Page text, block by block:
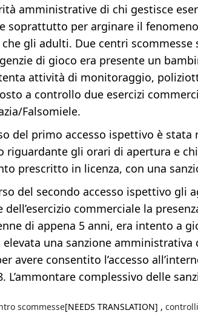
amministrative di chi gestisce
soprattutto per arginare il
gli adulti. Due centri
di gioco era presente un
attività di monitoraggio,
a controllo due esercizi
Falsomiele.
del primo accesso ispettivo è
riguardante gli orari di apertura e
prescritto in licenza, con una
del secondo accesso ispettivo gli
dell’esercizio commerciale la
di appena 5 anni, era intento a
elevata una sanzione
avere consentito l’accesso
L’ammontare complessivo delle
scommesse[NEEDS TRANSLATION] , controlli